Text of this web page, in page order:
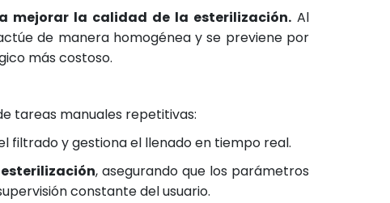
mejorar la calidad de la esterilización.Al
de manera homogénea y se previene por
más costoso.
tareas manuales repetitivas:
filtrado y gestiona el llenado en tiempo real.
, asegurando que los parámetros
constante del usuario.